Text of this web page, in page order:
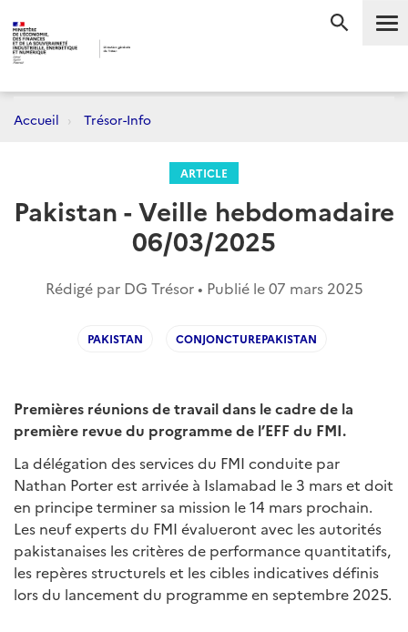
Accueil Trésor-Info
ARTICLE
Pakistan - Veille hebdomadaire
06/03/2025
Rédigé par DG Trésor • Publié le07 mars 2025
PAKISTAN CONJONCTUREPAKISTAN
Premières réunions de travail dans le cadre de la
première revue du programme de l’EFF du FMI.
La délégation des services du FMI conduite par
Nathan Porter est arrivée à Islamabad le 3 mars et doit
en principe terminer sa mission le 14 mars prochain.
Les neuf experts du FMI évalueront avec les autorités
pakistanaises les critères de performance quantitatifs,
les repères structurels et les cibles indicatives définis
lors du lancement du programme en septembre 2025.